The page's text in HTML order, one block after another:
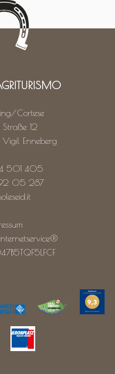
Cortese
Straße 12
Vigil Enneberg
501 405
05 287